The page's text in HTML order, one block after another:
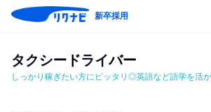
新卒採用
タクシードライバー
しっかり稼ぎたい方にピッタリ◎英語など語学を活